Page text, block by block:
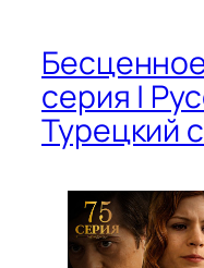
серия |
Турецкий